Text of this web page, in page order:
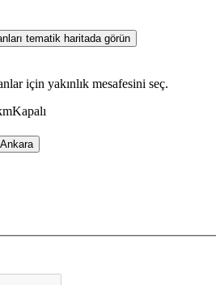
tematik haritada görün
için yakınlık mesafesini seç.
Kapalı
Ankara